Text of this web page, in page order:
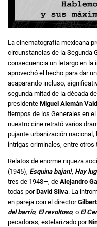
La cinematografía mexicana
circunstancias de la Segunda
consecuencia un letargo en la
aprovechó el hecho para dar
acaparando incluso,
segunda mitad de la década
presidente Miguel Alemán
tiempos de los Generales en
nuestro cine retrató varios
pujante urbanización nacional,
intrigas criminales, entre otros
Relatos de enorme riqueza
(1945), Esquina bajan!, Hay
tres de 1948—, de Alejandro
todas porDavid Silva. La
en pareja con el director
del barrio, El revoltoso, o El
pecadoras, estelarizado por